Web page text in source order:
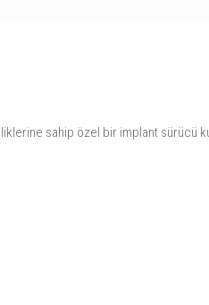
sahip özel bir implant sürücü